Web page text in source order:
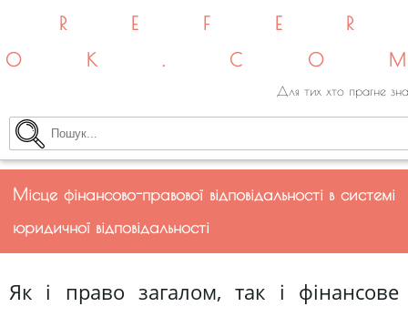
Для тих хто прагне
Місце фінансово-правової відповідальності в системі
юридичної відповідальності
Як і право загалом, так і фінансове